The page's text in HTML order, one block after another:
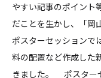
やすい記事のポイント
だことを生かし、「
ポスターセッションで
料の配置など作成した
きました。 ポスター